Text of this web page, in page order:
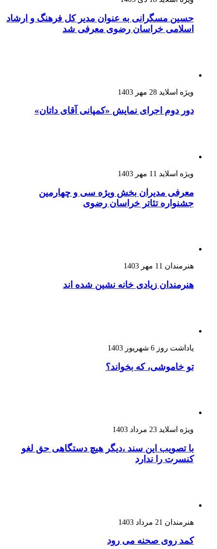
حسین مسگرانی به عنوان مدیر کل فرهنگ و ارشاد
اسلامی خراسان رضوی معرفی شد
ویژه اسلاید 28 مهر 1403
دور دوم اجرای نمایش «کمپانی آقای داتان»
ویژه اسلاید 11 مهر 1403
معرفی مدیران بخش ویژه سی و چهارمین
جشنواره تئاتر خراسان رضوی
هنرمندان 11 مهر 1403
هنرمندان زیادی خانه نشین شده اند
یاداشت روز 6 شهریور 1403
تو خاموشی، که بخواند؟
ویژه اسلاید 23 مرداد 1403
با تصویب این سند ،دیگر هیچ دستگاهی حق لغو
کنسرت را ندارد
هنرمندان 21 مرداد 1403
کمد روی صحنه می رود